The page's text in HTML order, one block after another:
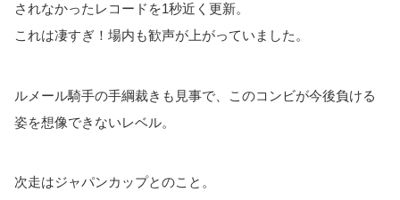
されなかったレコードを1秒近く更新。
これは凄すぎ！場内も歓声が上がっていました。
ルメール騎手の手綱裁きも見事で、このコンビが今後負ける
姿を想像できないレベル。
次走はジャパンカップとのこと。